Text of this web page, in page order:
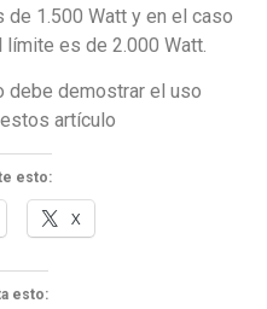
de 1.500 Watt y en el caso
es de 2.000 Watt.
debe demostrar el uso
artículo
esto:
X
esto: